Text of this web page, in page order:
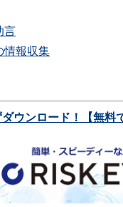
言
情報収集
ウンロード！【無料